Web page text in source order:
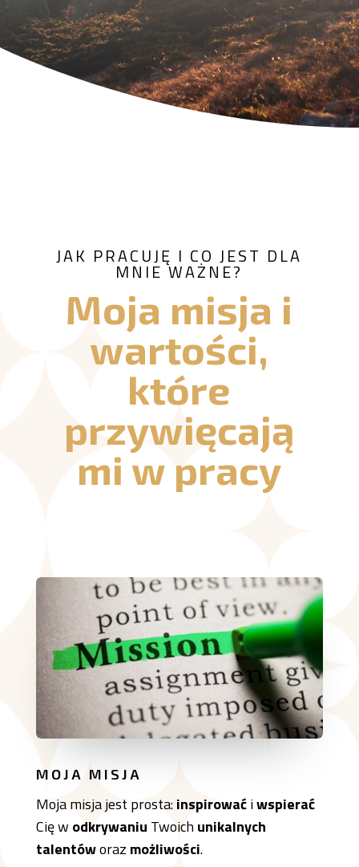
JAK PRACUJĘ I CO JEST DLA
MNIE WAŻNE?
Moja misja i
wartości,
które
przywięcają
mi w pracy
MOJA MISJA
Moja misja jest prosta:inspirowaćiwspierać
Cię w odkrywaniu Twoichunikalnych
talentóworaz możliwości.